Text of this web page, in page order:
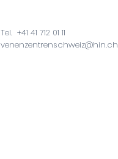
Tel. +41 41 712 01 11
venenzentrenschweiz@hin.ch